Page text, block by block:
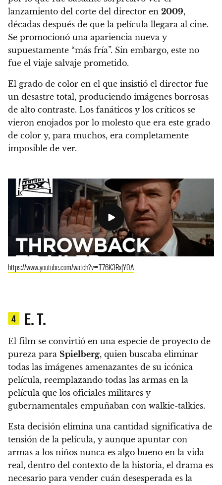
lanzamiento del corte del director en 2009,
décadas después de que la película llegara al cine.
Se promocionó una apariencia nueva y
supuestamente “más fría”. Sin embargo, este no
fue el viaje salvaje prometido.
El grado de color en el que insistió el director fue
un desastre total, produciendo imágenes borrosas
de alto contraste. Los fanáticos y los críticos se
vieron enojados por lo molesto que era este grado
de color y, para muchos, era completamente
imposible de ver.
https://www.youtube.com/watch?v=T76K3RxJY0A
4 E. T.
El film se convirtió en una especie de proyecto de
pureza para Spielberg, quien buscaba eliminar
todas las imágenes amenazantes de su icónica
película, reemplazando todas las armas en la
película que los oficiales militares y
gubernamentales empuñaban con walkie-talkies.
Esta decisión elimina una cantidad significativa de
tensión de la película, y aunque apuntar con
armas a los niños nunca es algo bueno en la vida
real, dentro del contexto de la historia, el drama es
necesario para vender cuán desesperada es la